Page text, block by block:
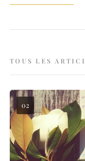
TOUS LES
02